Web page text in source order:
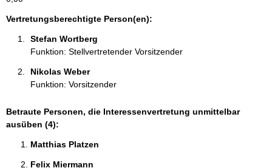
e
Vertretungsberechtigte Person(en):
Stefan Wortberg
Funktion: Stellvertretender Vorsitzender
Nikolas Weber
Funktion: Vorsitzender
Betraute Personen, die Interessenvertretung unmittelbar
ausüben (4):
Matthias Platzen
Felix Miermann